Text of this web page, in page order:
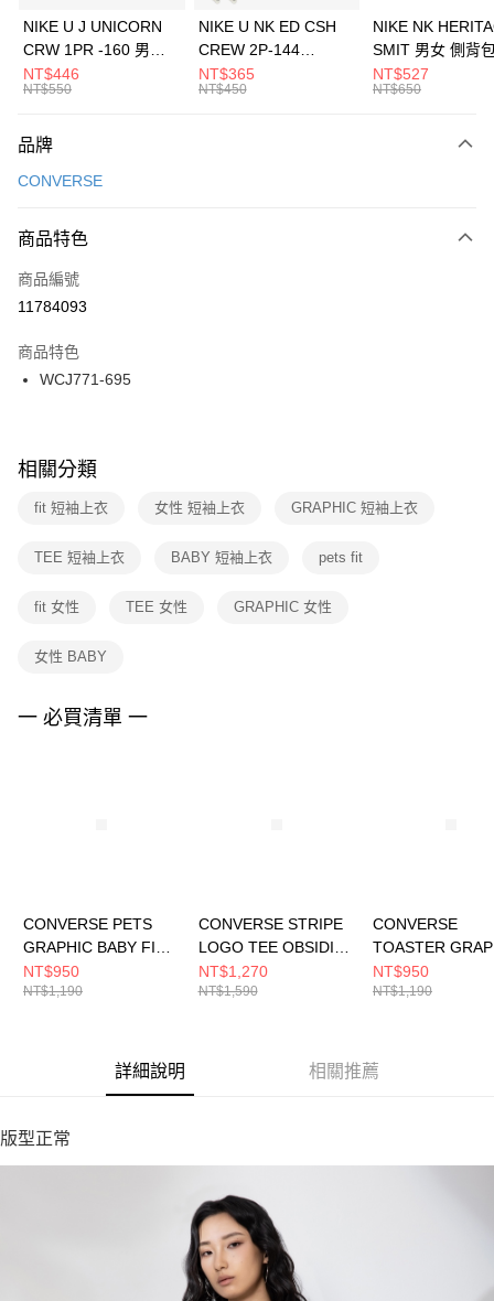
元大商業銀行
台灣樂天信用卡公司
全盈+PAY
AFTEE先享後付
【關於「AFTEE先享後付」】
便利好安心！
３．安心：先確認商品／服務後，再付款。
【「AFTEE先享後付」結帳流程】
１．於結帳方式選擇「AFTEE先享後付」後，將跳轉至「AFTEE先享後付」
２．訂單成立數日內，您將收到繳費通知簡訊。
３．收到繳費通知簡訊後14天內，點擊此簡訊中的連結，可透過四大超商／
ATM／網路銀行／等多元方式進行付款，方視為交易完成。
※ 交易是否成功請以「AFTEE先享後付 」之結帳頁面顯示為準，若有關於
是否繳費成功／繳費後需取消欲退款等相關疑問，請聯繫「AFTEE先享後付
客戶支援中心」
https://netprotections.freshdesk.com/support/home
１．透過由恩沛科技股份有限公司提供之「AFTEE先享後付」服務完成之交
權轉讓予恩沛科技股份有限公司。
３．未成年的使用者請事先徵得法定代理人或監護人之同意方可使用
４．使用「AFTEE先享後付」時，將依據個別帳號之用戶狀況，依本公司即
運送方式
每筆NT$100，滿NT$1,500(含以上)免運費
宅配
每筆NT$100，滿NT$1,500(含以上)免運費
付款後門市自取
每筆NT$100，滿NT$1,500(含以上)免運費
NIKE U J UNICORN
CRW 1PR -160 男女
中統襪 FZ3393100
NT$446
NT$550
NIKE U NK ED CSH
CREW 2P-144
EMBRDY 男女 短統襪
FZ3073133
NT$365
NT$450
NIKE NK
SMIT 男女 側背
BA5871010
NT$527
NT$650
品牌
CONVERSE
商品特色
商品編號
11784093
商品特色
WCJ771-695
相關分類
fit 短袖上衣 女性 短袖上衣 GRAPHIC 短袖上衣
TEE 短袖上衣 BABY 短袖上衣 pets fit
fit 女性 TEE 女性 GRAPHIC 女性
女性 BABY
一 必買清單 一
CONVERSE PETS
GRAPHIC BABY FIT
TEE LT RETRO GRAY
女 短袖上衣 WCJ771-
NT$950
NT$1,190
CONVERSE STRIPE
LOGO TEE OBSIDIAN
男女 短袖上衣
UCJ690-695
NT$1,270
NT$1,590
CONVERSE
TOASTER
TEE EGRET 男
上衣 MCJ751-
NT$950
NT$1,190
詳細說明 相關推薦
版型正常